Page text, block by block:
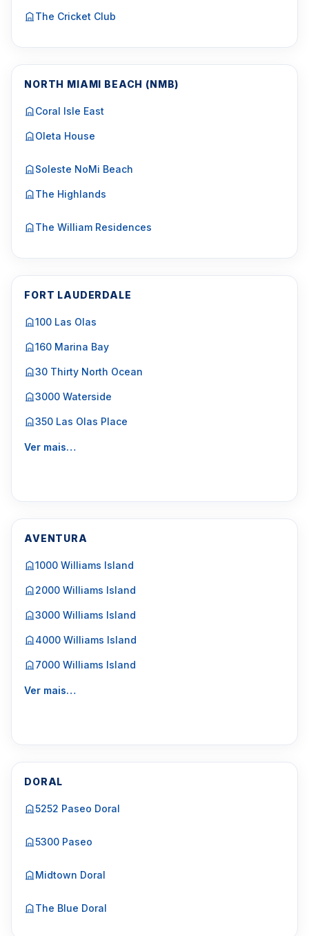
The Cricket Club
NORTH MIAMI BEACH (NMB)
Coral Isle East
Oleta House
Soleste NoMi Beach
The Highlands
The William Residences
FORT LAUDERDALE
100 Las Olas
160 Marina Bay
30 Thirty North Ocean
3000 Waterside
350 Las Olas Place
Ver mais…
AVENTURA
1000 Williams Island
2000 Williams Island
3000 Williams Island
4000 Williams Island
7000 Williams Island
Ver mais…
DORAL
5252 Paseo Doral
5300 Paseo
Midtown Doral
The Blue Doral